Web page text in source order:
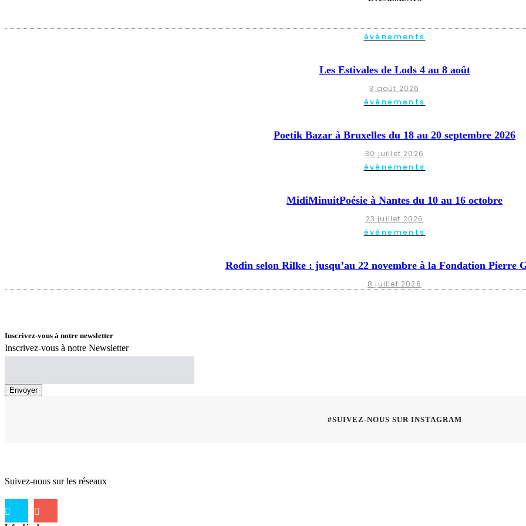
évènements
Les Estivales de Lods 4 au 8 août
3 août 2026
évènements
Poetik Bazar à Bruxelles du 18 au 20 septembre 2026
30 juillet 2026
évènements
MidiMinuitPoésie à Nantes du 10 au 16 octobre
23 juillet 2026
évènements
Rodin selon Rilke : jusqu’au 22 novembre à la Fondation Pierre
8 juillet 2026
Inscrivez-vous à notre newsletter
Inscrivez-vous à notre Newsletter
#SUIVEZ-NOUS SUR INSTAGRAM
Suivez-nous sur les réseaux